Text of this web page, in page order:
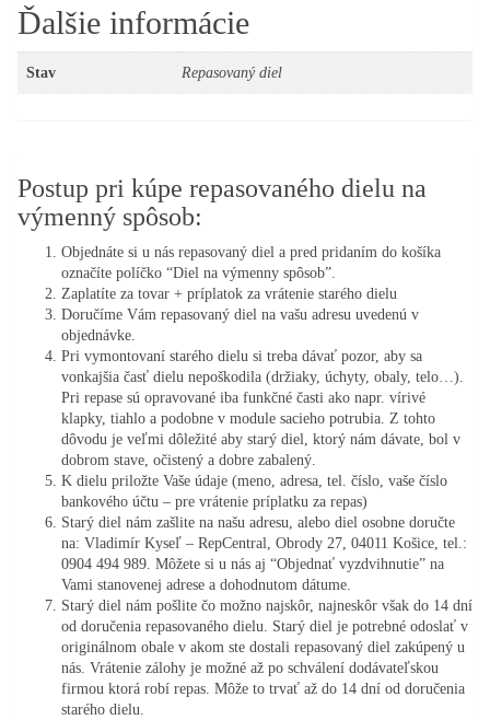
Ďalšie informácie
Stav Repasovaný diel
Postup pri kúpe repasovaného dielu na
výmenný spôsob:
Objednáte si u nás repasovaný diel a pred pridaním do košíka
označíte políčko “Diel na výmenny spôsob”.
Zaplatíte za tovar + príplatok za vrátenie starého dielu
Doručíme Vám repasovaný diel na vašu adresu uvedenú v
objednávke.
Pri vymontovaní starého dielu si treba dávať pozor, aby sa
vonkajšia časť dielu nepoškodila (držiaky, úchyty, obaly, telo…).
Pri repase sú opravované iba funkčné časti ako napr. vírivé
klapky, tiahlo a podobne v module sacieho potrubia. Z tohto
dôvodu je veľmi dôležité aby starý diel, ktorý nám dávate, bol v
dobrom stave, očistený a dobre zabalený.
K dielu priložte Vaše údaje (meno, adresa, tel. číslo, vaše číslo
bankového účtu – pre vrátenie príplatku za repas)
Starý diel nám zašlite na našu adresu, alebo diel osobne doručte
na: Vladimír Kyseľ – RepCentral, Obrody 27, 04011 Košice, tel.:
0904 494 989. Môžete si u nás aj “Objednať vyzdvihnutie” na
Vami stanovenej adrese a dohodnutom dátume.
Starý diel nám pošlite čo možno najskôr, najneskôr však do 14 dní
od doručenia repasovaného dielu. Starý diel je potrebné odoslať v
originálnom obale v akom ste dostali repasovaný diel zakúpený u
nás. Vrátenie zálohy je možné až po schválení dodávateľskou
firmou ktorá robí repas. Môže to trvať až do 14 dní od doručenia
starého dielu.